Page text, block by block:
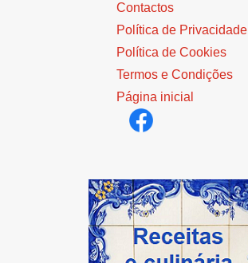
Contactos
Política de Privacidade
Política de Cookies
Termos e Condições
Página inicial